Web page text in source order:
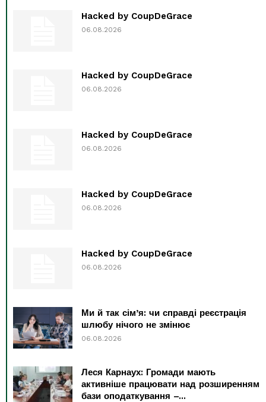
Hacked by CoupDeGrace
06.08.2026
Hacked by CoupDeGrace
06.08.2026
Hacked by CoupDeGrace
06.08.2026
Hacked by CoupDeGrace
06.08.2026
Hacked by CoupDeGrace
06.08.2026
Ми й так сім’я: чи справді реєстрація
шлюбу нічого не змінює
06.08.2026
Леся Карнаух: Громади мають
активніше працювати над розширенням
бази оподаткування –...